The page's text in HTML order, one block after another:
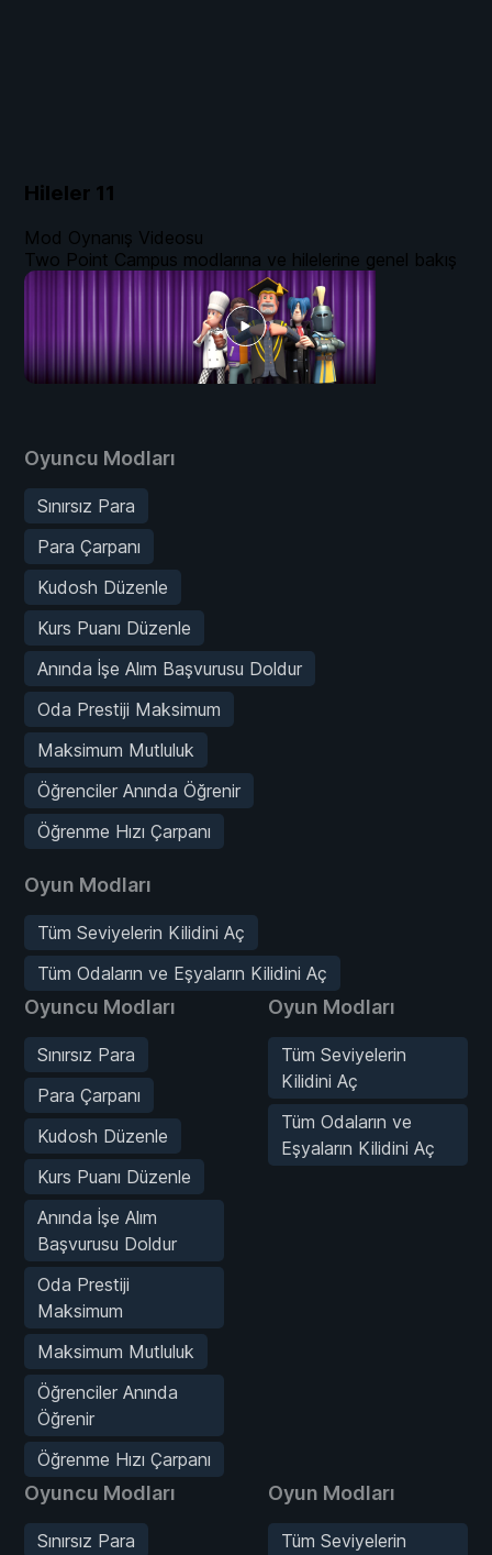
Hileler 11
Oyuncu Modları
Sınırsız Para
Para Çarpanı
Kudosh Düzenle
Kurs Puanı Düzenle
Anında İşe Alım Başvurusu Doldur
Oda Prestiji Maksimum
Maksimum Mutluluk
Öğrenciler Anında Öğrenir
Öğrenme Hızı Çarpanı
Oyun Modları
Tüm Seviyelerin Kilidini Aç
Tüm Odaların ve Eşyaların Kilidini Aç
Oyuncu Modları
Sınırsız Para
Para Çarpanı
Kudosh Düzenle
Kurs Puanı Düzenle
Anında İşe Alım
Başvurusu Doldur
Oda Prestiji
Maksimum
Maksimum Mutluluk
Öğrenciler Anında
Öğrenir
Öğrenme Hızı Çarpanı
Oyun Modları
Tüm Seviyelerin
Kilidini Aç
Tüm Odaların ve
Eşyaların Kilidini Aç
Oyuncu Modları
Sınırsız Para
Oyun Modları
Tüm Seviyelerin
Mod Oynanış Videosu
Two Point Campus modlarına ve hilelerine genel bakış